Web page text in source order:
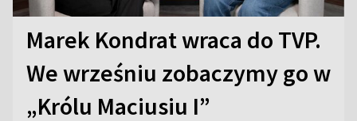
Marek Kondrat wraca do TVP.
We wrześniu zobaczymy go w
„Królu Maciusiu I”